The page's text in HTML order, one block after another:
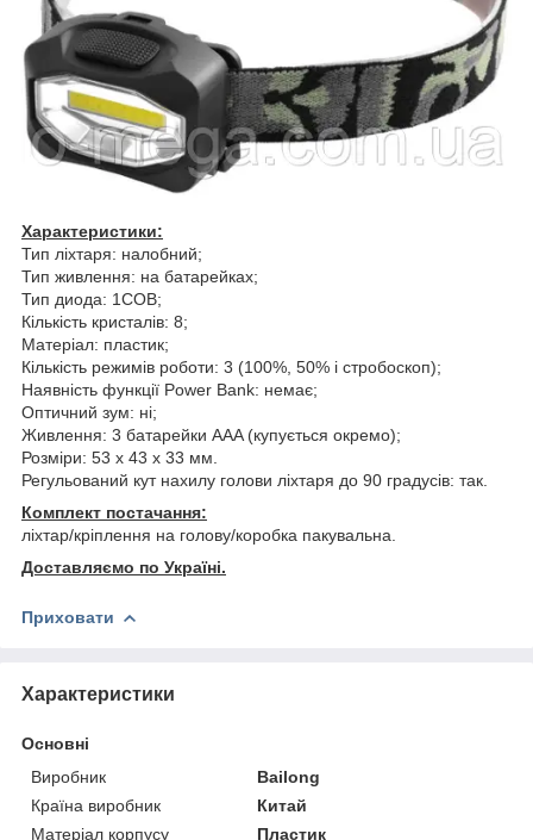
Характеристики:
Тип ліхтаря: налобний;
Тип живлення: на батарейках;
Тип диода: 1COB;
Кількість кристалів: 8;
Матеріал: пластик;
Кількість режимів роботи: 3 (100%, 50% і стробоскоп);
Наявність функції Power Bank: немає;
Оптичний зум: ні;
Живлення: 3 батарейки AAA (купується окремо);
Розміри: 53 х 43 х 33 мм.
Регульований кут нахилу голови ліхтаря до 90 градусів: так.
Комплект постачання:
ліхтар/кріплення на голову/коробка пакувальна.
Доставляємо по Україні.
Приховати
Характеристики
Основні
Виробник
Bailong
Країна виробник
Китай
Матеріал корпусу
Пластик